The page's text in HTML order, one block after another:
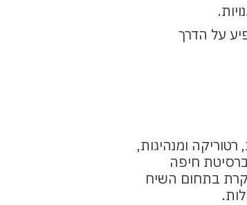
על הדרך
ומנהיגות,
חיפה
בתחום השיח